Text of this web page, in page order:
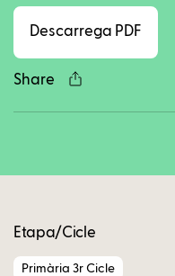
Descarrega PDF
Share
Etapa/Cicle
Primària 3r Cicle